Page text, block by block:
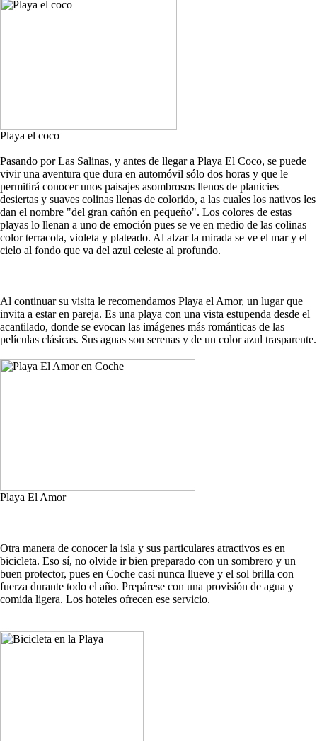
Playa el coco
Pasando por Las Salinas, y antes de llegar a Playa El Coco, se puede
vivir una aventura que dura en automóvil sólo dos horas y que le
permitirá conocer unos paisajes asombrosos llenos de planicies
desiertas y suaves colinas llenas de colorido, a las cuales los nativos les
dan el nombre "del gran cañón en pequeño". Los colores de estas
playas lo llenan a uno de emoción pues se ve en medio de las colinas
color terracota, violeta y plateado. Al alzar la mirada se ve el mar y el
cielo al fondo que va del azul celeste al profundo.
Al continuar su visita le recomendamos Playa el Amor, un lugar que
invita a estar en pareja. Es una playa con una vista estupenda desde el
acantilado, donde se evocan las imágenes más románticas de las
películas clásicas. Sus aguas son serenas y de un color azul trasparente.
Playa El Amor
Otra manera de conocer la isla y sus particulares atractivos es en
bicicleta. Eso sí, no olvide ir bien preparado con un sombrero y un
buen protector, pues en Coche casi nunca llueve y el sol brilla con
fuerza durante todo el año. Prepárese con una provisión de agua y
comida ligera. Los hoteles ofrecen ese servicio.